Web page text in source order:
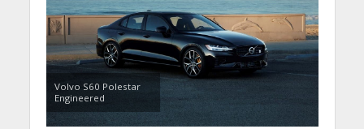
Volvo S60 Polestar
Engineered